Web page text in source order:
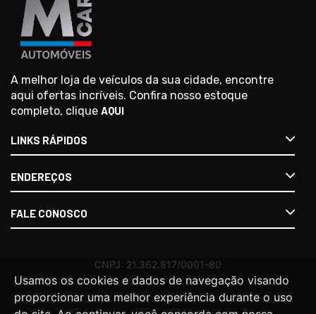
Usamos os cookies e dados de navegação visando
proporcionar uma melhor experiência durante o uso
A melhor loja de veículos da sua cidade, encontre
aqui ofertas incríveis. Confira nosso estoque
completo, clique AQUI
LINKS RÁPIDOS
ENDEREÇOS
FALE CONOSCO